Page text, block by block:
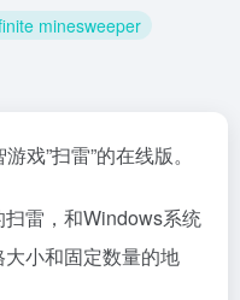
minesweeper
戏”扫雷”的在线版。
雷，和Windows系统
小和固定数量的地